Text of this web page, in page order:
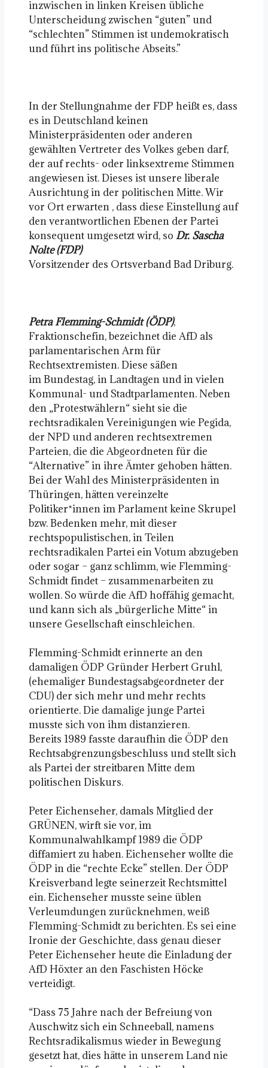
inzwischen in linken Kreisen übliche
Unterscheidung zwischen “guten” und
“schlechten” Stimmen ist undemokratisch
und führt ins politische Abseits.”
In der Stellungnahme der FDP heißt es, dass
es in Deutschland keinen
Ministerpräsidenten oder anderen
gewählten Vertreter des Volkes geben darf,
der auf rechts- oder linksextreme Stimmen
angewiesen ist. Dieses ist unsere liberale
Ausrichtung in der politischen Mitte. Wir
vor Ort erwarten , dass diese Einstellung auf
den verantwortlichen Ebenen der Partei
konsequent umgesetzt wird, so Dr. Sascha
Nolte (FDP)
Vorsitzender des Ortsverband Bad Driburg.
Petra Flemming-Schmidt (ÖDP),
Fraktionschefin, bezeichnet die AfD als
parlamentarischen Arm für
Rechtsextremisten. Diese säßen
im Bundestag, in Landtagen und in vielen
Kommunal- und Stadtparlamenten. Neben
den „Protestwählern“ sieht sie die
rechtsradikalen Vereinigungen wie Pegida,
der NPD und anderen rechtsextremen
Parteien, die die Abgeordneten für die
“Alternative” in ihre Ämter gehoben hätten.
Bei der Wahl des Ministerpräsidenten in
Thüringen, hätten vereinzelte
Politiker*innen im Parlament keine Skrupel
bzw. Bedenken mehr, mit dieser
rechtspopulistischen, in Teilen
rechtsradikalen Partei ein Votum abzugeben
oder sogar – ganz schlimm, wie Flemming-
Schmidt findet – zusammenarbeiten zu
wollen. So würde die AfD hoffähig gemacht,
und kann sich als „bürgerliche Mitte“ in
unsere Gesellschaft einschleichen.
Flemming-Schmidt erinnerte an den
damaligen ÖDP Gründer Herbert Gruhl,
(ehemaliger Bundestagsabgeordneter der
CDU) der sich mehr und mehr rechts
orientierte. Die damalige junge Partei
musste sich von ihm distanzieren.
Bereits 1989 fasste daraufhin die ÖDP den
Rechtsabgrenzungsbeschluss und stellt sich
als Partei der streitbaren Mitte dem
politischen Diskurs.
Peter Eichenseher, damals Mitglied der
GRÜNEN, wirft sie vor, im
Kommunalwahlkampf 1989 die ÖDP
diffamiert zu haben. Eichenseher wollte die
ÖDP in die “rechte Ecke” stellen. Der ÖDP
Kreisverband legte seinerzeit Rechtsmittel
ein. Eichenseher musste seine üblen
Verleumdungen zurücknehmen, weiß
Flemming-Schmidt zu berichten. Es sei eine
Ironie der Geschichte, dass genau dieser
Peter Eichenseher heute die Einladung der
AfD Höxter an den Faschisten Höcke
verteidigt.
“Dass 75 Jahre nach der Befreiung von
Auschwitz sich ein Schneeball, namens
Rechtsradikalismus wieder in Bewegung
gesetzt hat, dies hätte in unserem Land nie